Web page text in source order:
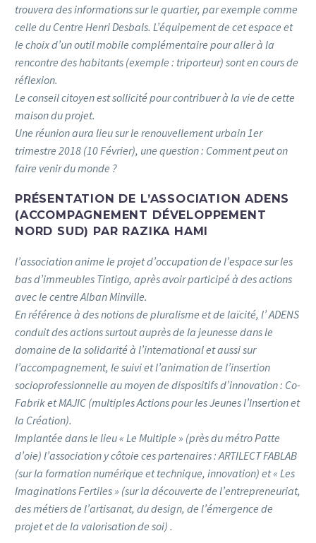
trouvera des informations sur le quartier, par exemple comme
celle du Centre Henri Desbals. L’équipement de cet espace et
le choix d’un outil mobile complémentaire pour aller à la
rencontre des habitants (exemple : triporteur) sont en cours de
réflexion.
Le conseil citoyen est sollicité pour contribuer à la vie de cette
maison du projet.
Une réunion aura lieu sur le renouvellement urbain 1er
trimestre 2018 (10 Février), une question : Comment peut on
faire venir du monde ?
PRÉSENTATION DE L’ASSOCIATION ADENS
(ACCOMPAGNEMENT DÉVELOPPEMENT
NORD SUD) PAR RAZIKA HAMI
l’association anime le projet d’occupation de l’espace sur les
bas d’immeubles Tintigo, après avoir participé à des actions
avec le centre Alban Minville.
En référence à des notions de pluralisme et de laïcité, l’ ADENS
conduit des actions surtout auprès de la jeunesse dans le
domaine de la solidarité à l’international et aussi sur
l’accompagnement, le suivi et l’animation de l’insertion
socioprofessionnelle au moyen de dispositifs d’innovation : Co-
Fabrik et MAJIC (multiples Actions pour les Jeunes l’Insertion et
la Création).
Implantée dans le lieu « Le Multiple » (près du métro Patte
d’oie) l’association y côtoie ces partenaires : ARTILECT FABLAB
(sur la formation numérique et technique, innovation) et « Les
Imaginations Fertiles » (sur la découverte de l’entrepreneuriat,
des métiers de l’artisanat, du design, de l’émergence de
projet et de la valorisation de soi) .